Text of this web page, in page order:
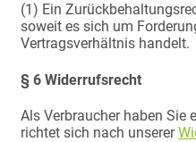
(1) Ein
soweit es sich um
Vertragsverhältnis handelt.
§ 6 Widerrufsrecht
Als Verbraucher haben Sie
richtet sich nach unserer